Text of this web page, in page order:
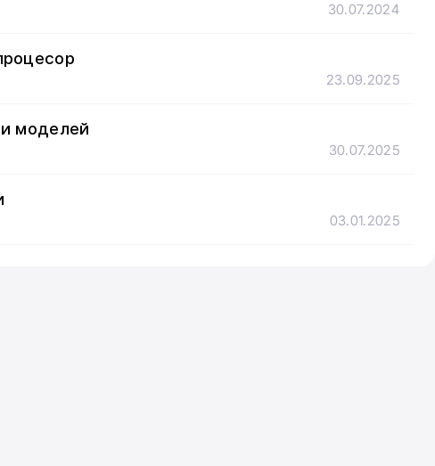
30.07.2024
23.09.2025
моделей
30.07.2025
03.01.2025